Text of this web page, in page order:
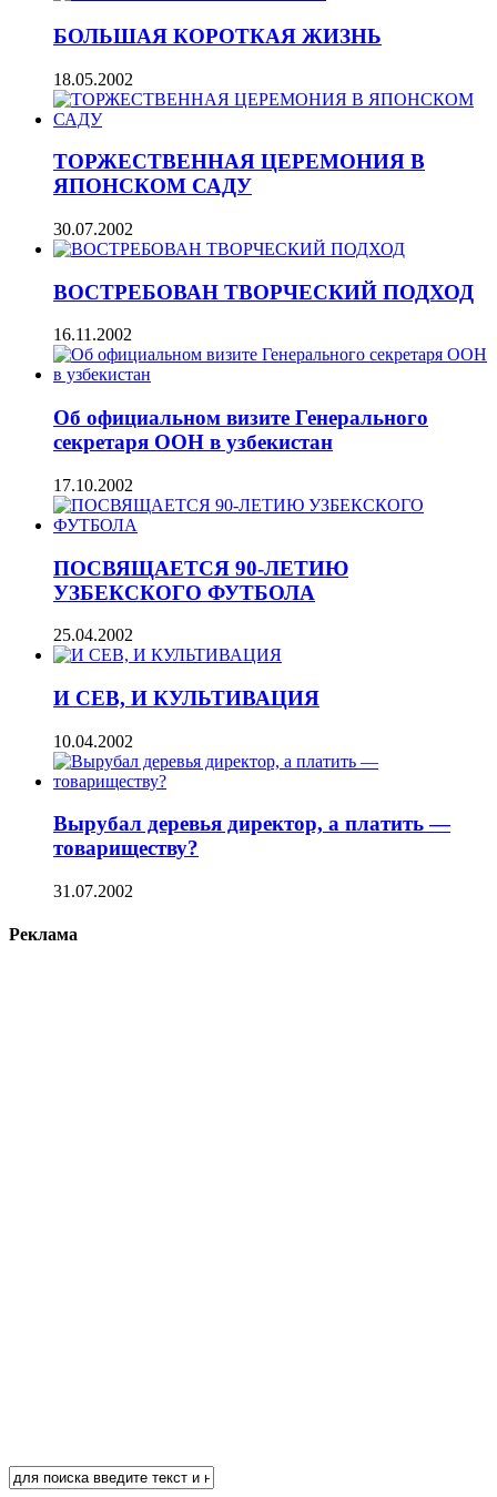
БОЛЬШАЯ КОРОТКАЯ ЖИЗНЬ
18.05.2002
ТОРЖЕСТВЕННАЯ ЦЕРЕМОНИЯ В
ЯПОНСКОМ САДУ
30.07.2002
ВОСТРЕБОВАН ТВОРЧЕСКИЙ ПОДХОД
16.11.2002
Об официальном визите Генерального
секретаря ООН в узбекистан
17.10.2002
ПОСВЯЩАЕТСЯ 90-ЛЕТИЮ
УЗБЕКСКОГО ФУТБОЛА
25.04.2002
И СЕВ, И КУЛЬТИВАЦИЯ
10.04.2002
Вырубал деревья директор, а платить —
товариществу?
31.07.2002
Реклама